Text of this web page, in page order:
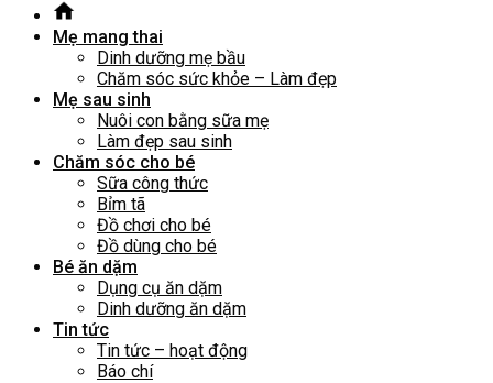
Mẹ mang thai
Dinh dưỡng mẹ bầu
Chăm sóc sức khỏe – Làm đẹp
Mẹ sau sinh
Nuôi con bằng sữa mẹ
Làm đẹp sau sinh
Chăm sóc cho bé
Sữa công thức
Bỉm tã
Đồ chơi cho bé
Đồ dùng cho bé
Bé ăn dặm
Dụng cụ ăn dặm
Dinh dưỡng ăn dặm
Tin tức
Tin tức – hoạt động
Báo chí